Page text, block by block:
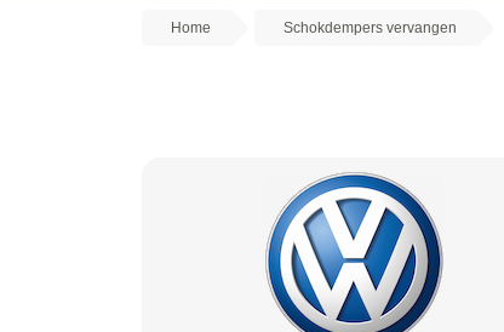
Home Schokdempers vervangen